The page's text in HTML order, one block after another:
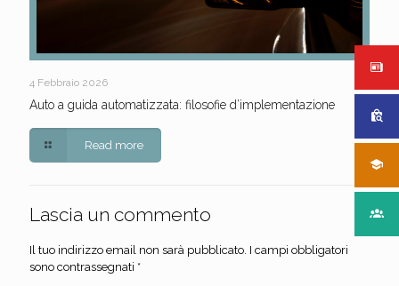
4 Febbraio 2026
Auto a guida automatizzata: filosofie d’implementazione
Read more
Lascia un commento
Il tuo indirizzo email non sarà pubblicato. I campi obbligatori
sono contrassegnati *